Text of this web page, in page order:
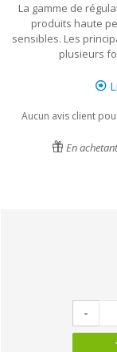
La gamme de
produits haute
sensibles. Les
plusieurs
Aucun avis client
En
-